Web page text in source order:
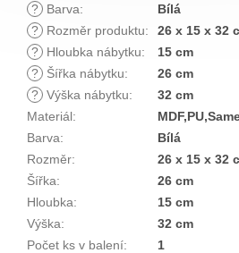
?
Barva:
Bílá
?
Rozměr produktu:
26 x 15 x 32
?
Hloubka nábytku:
15 cm
?
Šířka nábytku:
26 cm
? Výška nábytku:
32 cm
Materiál:
Barva:
Bílá
Rozměr:
26 x 15 x 32
Šířka:
26 cm
Hloubka:
15 cm
Výška:
32 cm
Počet ks v balení: 1